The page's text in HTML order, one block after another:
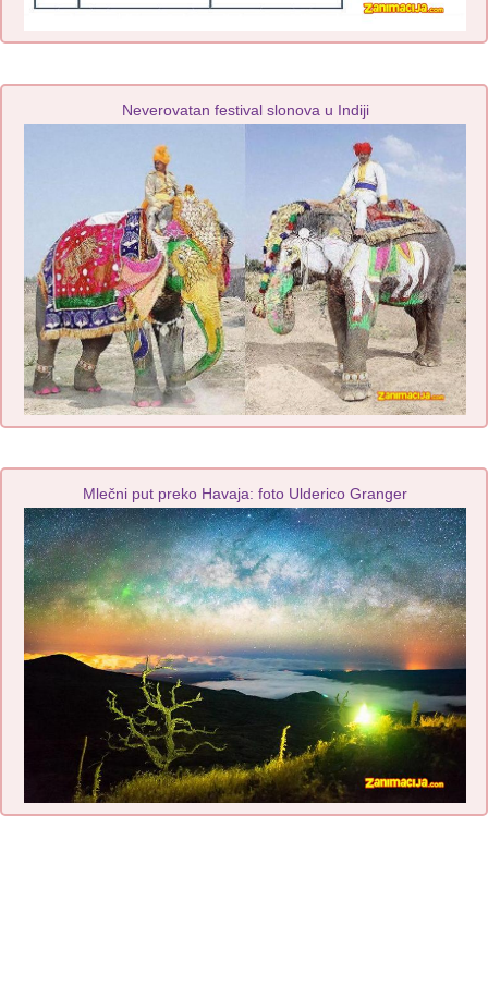
Neverovatan festival slonova u Indiji
Mlečni put preko Havaja: foto Ulderico Granger